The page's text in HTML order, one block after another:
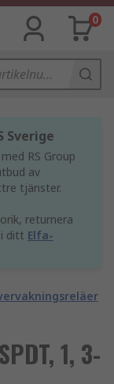
0
Sverige
RS Group
av
tjänster.
returnera
ditt Elfa-
1, 3-